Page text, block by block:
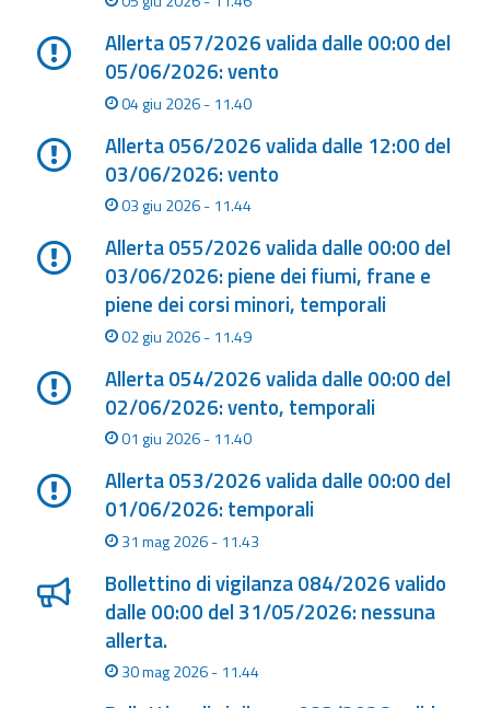
Il progetto
Allerta
Romagna
Contatti
Allerta 057/2026 valida dalle 00:00 del
05/06/2026: vento
04 giu 2026 - 11.40
Allerta 056/2026 valida dalle 12:00 del
03/06/2026: vento
03 giu 2026 - 11.44
Allerta 055/2026 valida dalle 00:00 del
03/06/2026: piene dei fiumi, frane e
piene dei corsi minori, temporali
02 giu 2026 - 11.49
Allerta 054/2026 valida dalle 00:00 del
02/06/2026: vento, temporali
01 giu 2026 - 11.40
Allerta 053/2026 valida dalle 00:00 del
01/06/2026: temporali
31 mag 2026 - 11.43
Bollettino di vigilanza 084/2026 valido
dalle 00:00 del 31/05/2026: nessuna
allerta.
30 mag 2026 - 11.44